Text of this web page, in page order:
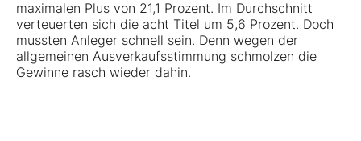
maximalen Plus von 21,1 Prozent. Im Durchschnitt
verteuerten sich die acht Titel um 5,6 Prozent. Doch
mussten Anleger schnell sein. Denn wegen der
allgemeinen Ausverkaufsstimmung schmolzen die
Gewinne rasch wieder dahin.